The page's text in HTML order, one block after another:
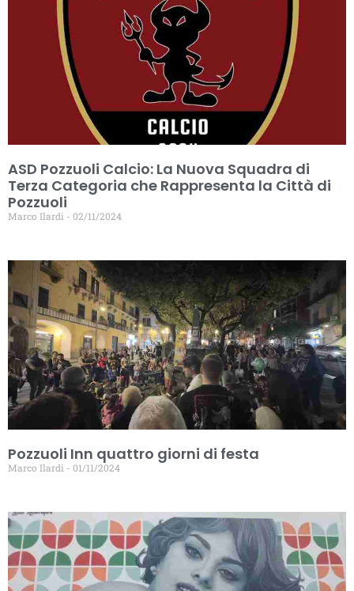
ASD Pozzuoli Calcio: La Nuova Squadra di
Terza Categoria che Rappresenta la Città di
Pozzuoli
Marco Ilardi 02/11/2024
Pozzuoli Inn quattro giorni di festa
Marco Ilardi 01/11/2024